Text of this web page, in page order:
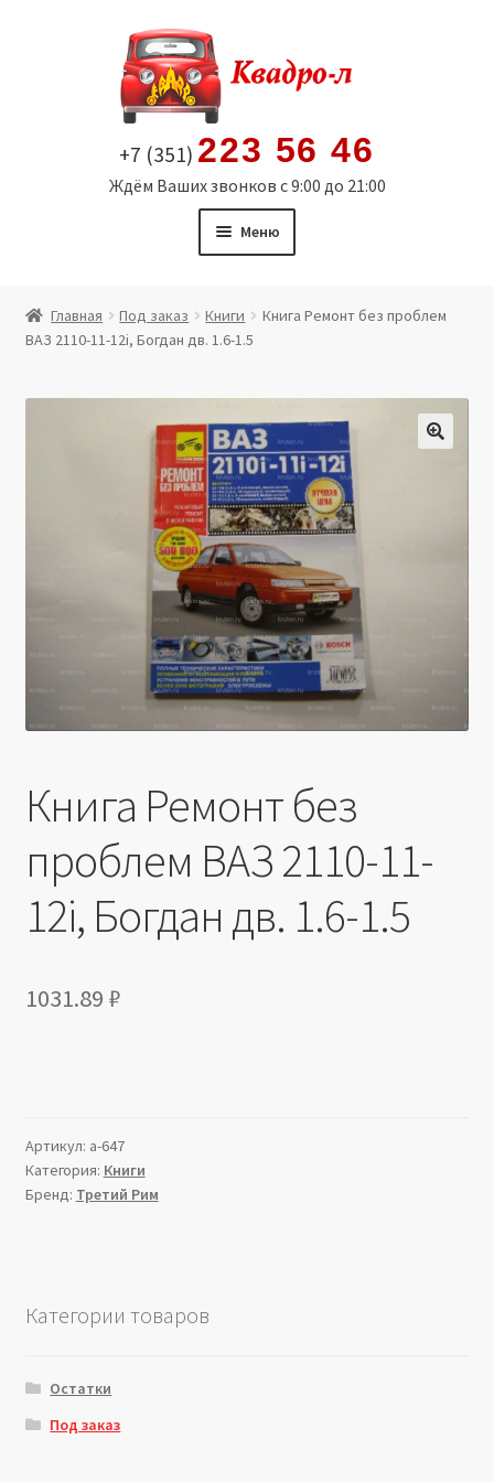
содержимому
+7 (351) 223 56 46
Ждём Ваших звонков с 9:00 до 21:00
Меню
Витрина
Мой аккаунт
Политика в отношении обработки персональных
Юридические данные
Главная Под заказ Книги
Книга Ремонт без проблем
ВАЗ 2110-11-12i, Богдан дв. 1.6-1.5
Книга Ремонт без
проблем ВАЗ 2110-11-
12i, Богдан дв. 1.6-1.5
1031.89 ₽
Артикул: a-647
Категория: Книги
Бренд: Третий Рим
Категории товаров
Остатки
Под заказ